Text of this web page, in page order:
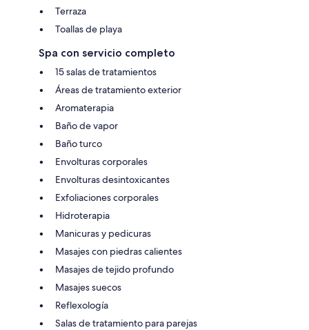
Terraza
Toallas de playa
Spa con servicio completo
15 salas de tratamientos
Áreas de tratamiento exterior
Aromaterapia
Baño de vapor
Baño turco
Envolturas corporales
Envolturas desintoxicantes
Exfoliaciones corporales
Hidroterapia
Manicuras y pedicuras
Masajes con piedras calientes
Masajes de tejido profundo
Masajes suecos
Reflexología
Salas de tratamiento para parejas